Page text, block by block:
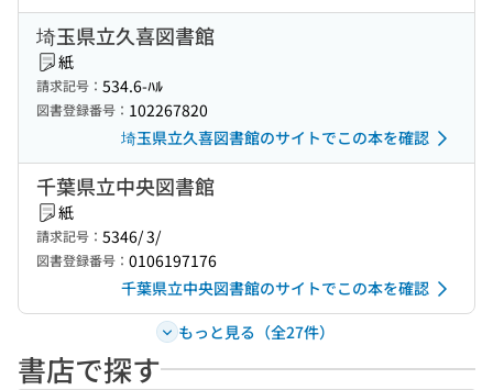
埼玉県立久喜図書館
紙
請求記号： 534.6-ﾊﾙ
図書登録番号： 102267820
埼玉県立久喜図書館のサイトでこの本を確認
千葉県立中央図書館
紙
請求記号： 5346/ 3/
図書登録番号： 0106197176
千葉県立中央図書館のサイトでこの本を確認
もっと見る（全27件）
書店で探す